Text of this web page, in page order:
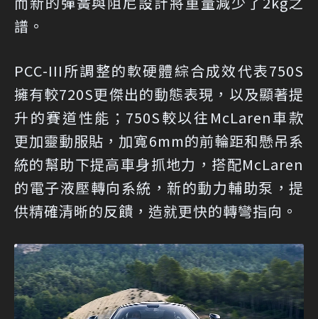
譜。
PCC-III所調整的軟硬體綜合成效代表750S
擁有較720S更傑出的動態表現，以及顯著提
升的賽道性能；750S較以往McLaren車款
更加靈動服貼，加寬6mm的前輪距和懸吊系
統的幫助下提高車身抓地力，搭配McLaren
的電子液壓轉向系統，新的動力輔助泵，提
供精確清晰的反饋，造就更快的轉彎指向。